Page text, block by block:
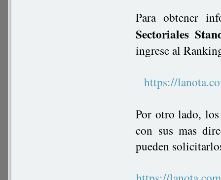
Para obtener
Sectoriales
ingrese al
https://
Por otro lado,
con sus mas
pueden